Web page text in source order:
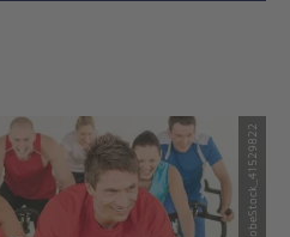
© AdobeStock_41529822